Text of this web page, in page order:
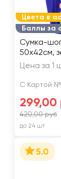
Цвета в
Баллы за
Сумка-
50x42см,
Цена за 1
С Картой
299,00
420,00 руб
до 24 шт
5.0